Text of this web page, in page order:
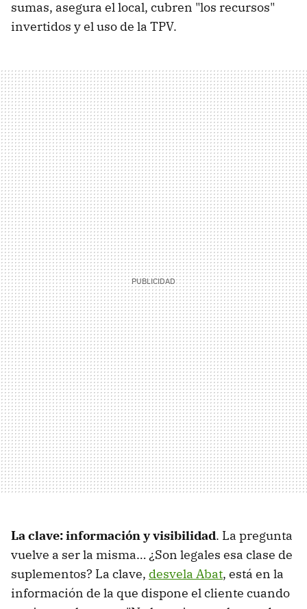
sumas, asegura el local, cubren "los recursos"
invertidos y el uso de la TPV.
La clave: información y visibilidad. La pregunta
vuelve a ser la misma… ¿Son legales esa clase de
suplementos? La clave, desvela Abat, está en la
información de la que dispone el cliente cuando